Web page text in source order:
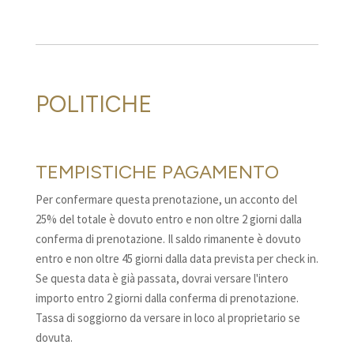
POLITICHE
TEMPISTICHE PAGAMENTO
Per confermare questa prenotazione, un acconto del
25% del totale è dovuto entro e non oltre 2 giorni dalla
conferma di prenotazione. Il saldo rimanente è dovuto
entro e non oltre 45 giorni dalla data prevista per check in.
Se questa data è già passata, dovrai versare l'intero
importo entro 2 giorni dalla conferma di prenotazione.
Tassa di soggiorno da versare in loco al proprietario se
dovuta.